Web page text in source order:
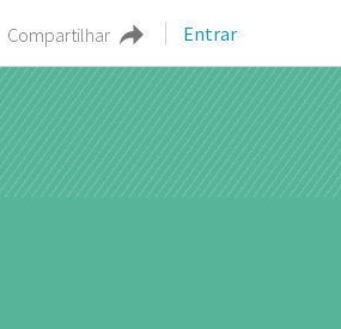
Compartilhar Entrar